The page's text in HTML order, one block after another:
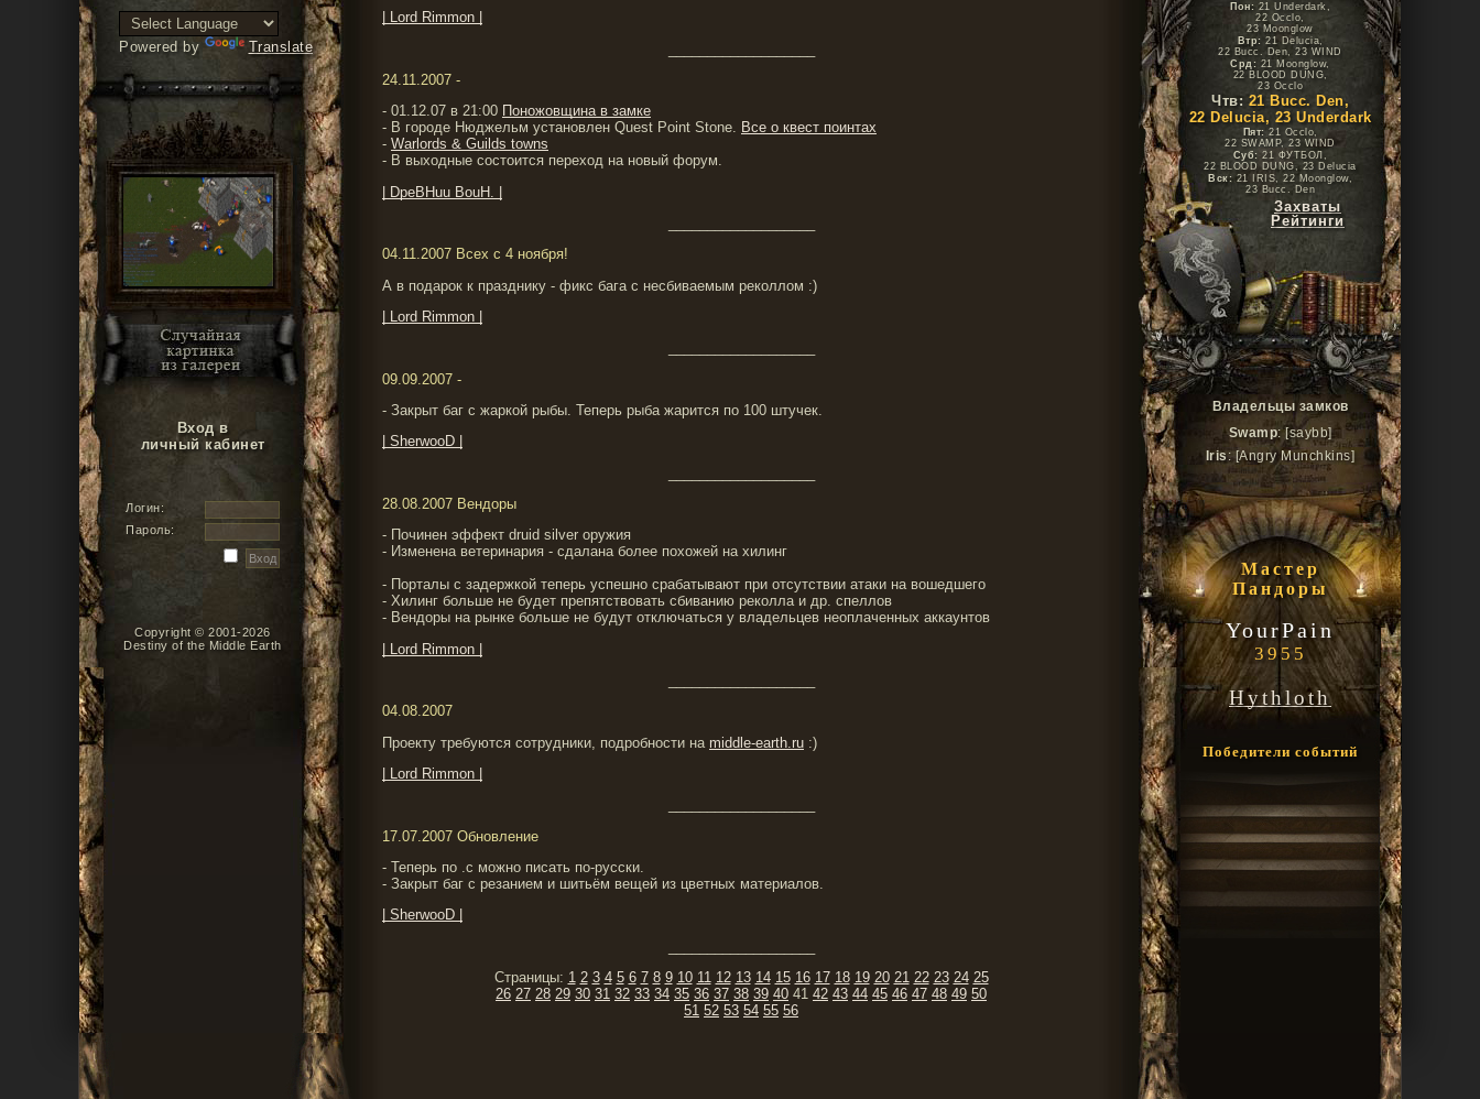
Powered by Translate
Вход в
личный кабинет
Логин:
Пароль:
Copyright © 2001-2026
Destiny of the Middle Earth
| Lord Rimmon |
24.11.2007 -
- 01.12.07 в 21:00 Понoжовщина в замке
- В городе Нюджельм установлен Quest Point Stone. Все о квест поинтах
- Warlords & Guilds towns
- В выходные состоится переход на новый форум.
| DpeBHuu BouH. |
04.11.2007 Всех с 4 ноября!
А в подарок к празднику - фикс бага с несбиваемым реколлом :)
| Lord Rimmon |
09.09.2007 -
- Закрыт баг с жаркой рыбы. Теперь рыба жарится по 100 штучек.
| SherwooD |
28.08.2007 Вендоры
- Починен эффект druid silver оружия
- Изменена ветеринария - сдалана более похожей на хилинг
- Порталы с задержкой теперь успешно срабатывают при отсутствии атаки на вошедшего
- Хилинг больше не будет препятствовать сбиванию реколла и др. спеллов
- Вендоры на рынке больше не будут отключаться у владельцев неоплаченных аккаунтов
| Lord Rimmon |
04.08.2007
Проекту требуются сотрудники, подробности на middle-earth.ru :)
| Lord Rimmon |
17.07.2007 Обновление
- Теперь по .c можно писать по-русски.
- Закрыт баг с резанием и шитьём вещей из цветных материалов.
| SherwooD |
Страницы: 1 2 3 4 5 6 7 8 9 10 11 12 13 14 15 16 17 18 19 20 21 22 23 24 25
26 27 28 29 30 31 32 33 34 35 36 37 38 39 40 41 42 43 44 45 46 47 48 49 50
51 52 53 54 55 56
Пон: 21 Underdark,
22 Occlo,
23 Moonglow
Втр: 21 Delucia,
22 Bucc. Den, 23 WIND
Срд: 21 Moonglow,
22 BLOOD DUNG,
23 Occlo
Чтв: 21 Bucc. Den,
22 Delucia, 23 Underdark
Пят: 21 Occlo,
22 SWAMP, 23 WIND
Суб:21 ФУТБОЛ,
22 BLOOD DUNG, 23 Delucia
Вск: 21 IRIS, 22 Moonglow,
23 Bucc. Den
Захваты
Рейтинги
Владельцы замков
Swamp: [saybb]
Iris: [Angry Munchkins]
Мастер
Пандоры
YourPain
3955
Hythloth
Победители событий